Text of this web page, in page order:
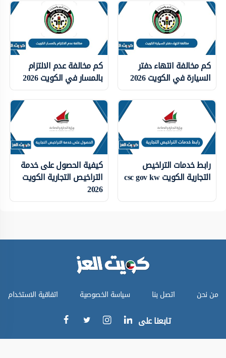
كم مخالفة انتهاء دفتر
السيارة في الكويت 2026
كم مخالفة عدم الالتزام
بالمسار في الكويت 2026
رابط خدمات التراخيص
التجارية الكويت csc gov kw
كيفية الحصول على خدمة
التراخيص التجارية الكويت
2026
من نحن اتصل بنا سياسة الخصوصية اتفاقية الاستخدام
تابعنا على